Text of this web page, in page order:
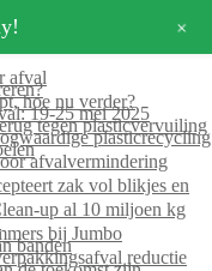
afval
hoe nu verder?
19-25 mei 2025
tegen plasticvervuiling
plasticrecycling
afvalvermindering
zak vol blikjes en
up al 10 miljoen kg
bij Jumbo
banden
reductie
+